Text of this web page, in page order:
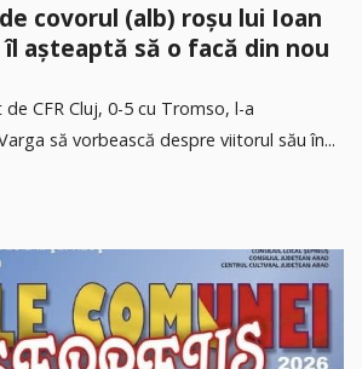
covorul (alb) roșu lui Ioan
îl așteaptă să o facă din nou
CFR Cluj, 0-5 cu Tromso, l-a
să vorbească despre viitorul său în...